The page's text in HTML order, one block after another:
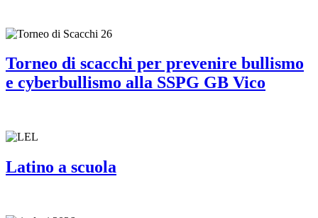
Torneo di scacchi per prevenire bullismo
e cyberbullismo alla SSPG GB Vico
Latino a scuola